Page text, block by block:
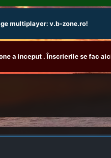
multiplayer: v.b-zone.ro!
a inceput . Înscrierile se fac